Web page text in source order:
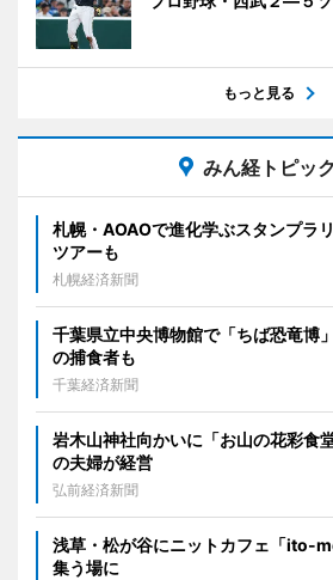
もっと見る
みん経トピッ
札幌・AOAOで進化学ぶスタンプラ
ツアーも
札幌経済新聞
千葉県立中央博物館で「ちば恐竜
の捕食者も
千葉経済新聞
岩木山神社向かいに「お山の花彩食
の夫婦が経営
弘前経済新聞
浅草・松が谷にニットカフェ「ito-
集う場に